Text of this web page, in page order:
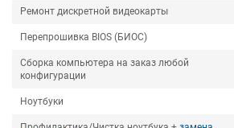
Ремонт дискретной видеокарты
Перепрошивка BIOS (БИОС)
Сборка компьютера на заказ любой
конфигурации
Ноутбуки